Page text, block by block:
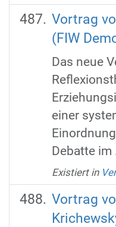
Vortrag
(FIW
Das neue
einer
Debatte im
Existiert in
Vortrag